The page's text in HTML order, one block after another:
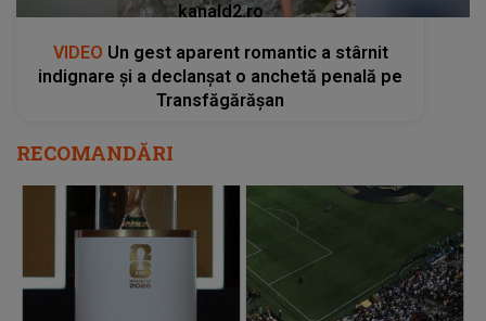
kanald2.ro
VIDEO Un gest aparent romantic a stârnit
indignare și a declanșat o anchetă penală pe
Transfăgărășan
RECOMANDĂRI